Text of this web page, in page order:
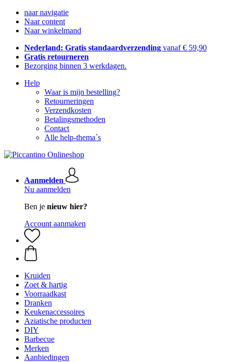
naar navigatie
Naar content
Naar winkelmand
Nederland: Gratis standaardverzending vanaf € 59,90
Gratis retourneren
Bezorging binnen 3 werkdagen.
Help
Waar is mijn bestelling?
Retourneringen
Verzendkosten
Betalingsmethoden
Contact
Alle help-thema`s
Aanmelden
Nu aanmelden
Ben je nieuw hier?
Account aanmaken
Kruiden
Zoet & hartig
Voorraadkast
Dranken
Keukenaccessoires
Aziatische producten
DIY
Barbecue
Merken
Aanbiedingen